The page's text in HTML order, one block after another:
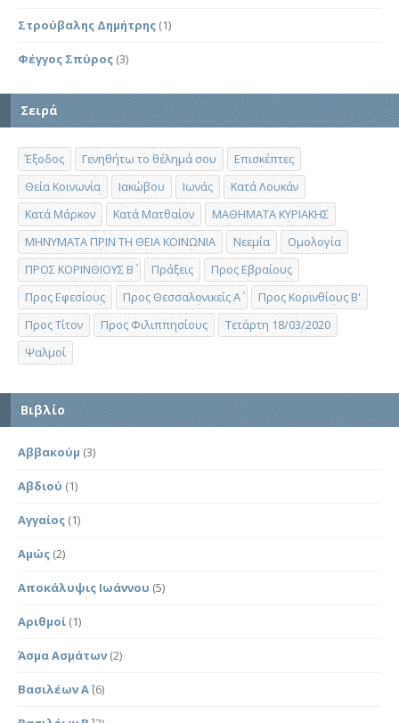
Στρούβαλης Δημήτρης (1)
Φέγγος Σπύρος (3)
Σειρά
Έξοδος Γενηθήτω το θέλημά σου
Επισκέπτες
Θεία Κοινωνία
Ιακώβου Ιωνάς
Κατά Λουκάν
Κατά Μάρκον
Κατά Ματθαίον
ΜΑΘΗΜΑΤΑ ΚΥΡΙΑΚΗΣ
ΜΗΝΥΜΑΤΑ ΠΡΙΝ ΤΗ ΘΕΙΑ ΚΟΙΝΩΝΙΑ
Νεεμία
Ομολογία
ΠΡΟΣ ΚΟΡΙΝΘΙΟΥΣ Β΄
Πράξεις
Προς Εβραίους
Προς Εφεσίους
Προς Θεσσαλονικείς Α΄
Προς Κορινθίους Β'
Προς Τίτον
Προς Φιλιππησίους
Τετάρτη 18/03/2020
Ψαλμοί
Βιβλίο
Αββακούμ (3)
Αβδιού (1)
Αγγαίος (1)
Αμώς (2)
Αποκάλυψις Ιωάννου (5)
Αριθμοί (1)
Άσμα Ασμάτων (2)
Βασιλέων Α΄(6)